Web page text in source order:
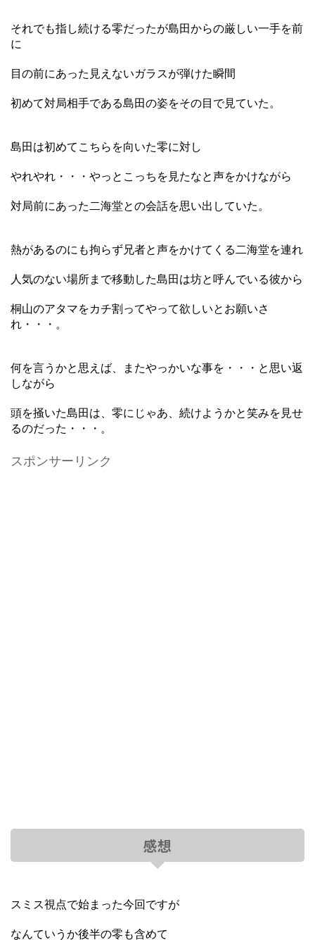
それでも指し続ける零だったが島田からの厳しい一手を前
に
目の前にあった見えないガラスが弾けた瞬間
初めて対局相手である島田の姿をその目で見ていた。
島田は初めてこちらを向いた零に対し
やれやれ・・・やっとこっちを見たなと声をかけながら
対局前にあった二海堂との会話を思い出していた。
熱があるのにも拘らず兄者と声をかけてくる二海堂を連れ
人気のない場所まで移動した島田は坊と呼んでいる彼から
桐山のアタマをカチ割ってやって欲しいとお願いさ
れ・・・。
何を言うかと思えば、またやっかいな事を・・・と思い返
しながら
頭を掻いた島田は、零にじゃあ、続けようかと笑みを見せ
るのだった・・・。
スポンサーリンク
感想
スミス視点で始まった今回ですが
なんていうか後半の零も含めて